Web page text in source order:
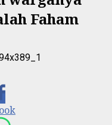
Faham